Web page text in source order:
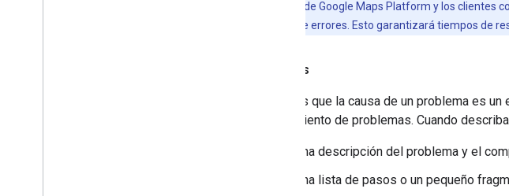
Los socios de Google Maps Platform y los clientes
seguimiento de errores. Esto garantizará tiempos de
Errores
Si crees que la causa de un problema es
seguimiento de problemas. Cuando
Una descripción del problema y el
Una lista de pasos o un pequeño